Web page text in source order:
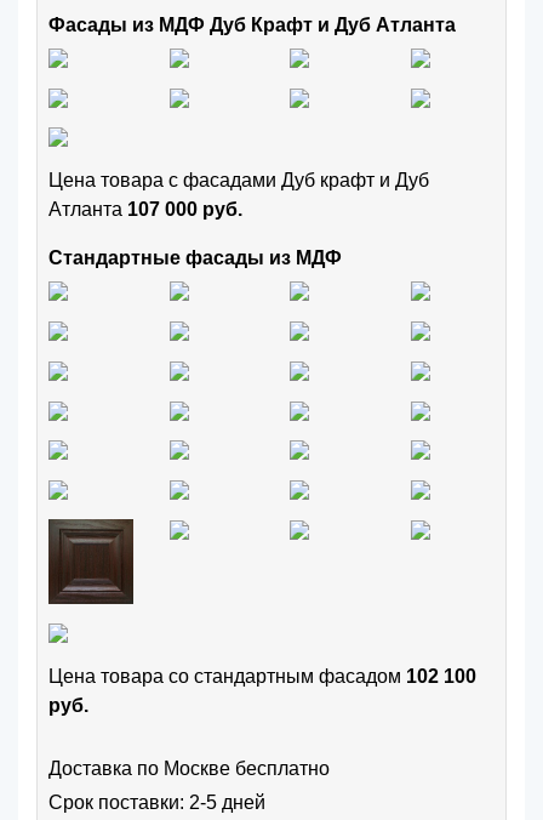
Фасады из МДФ Дуб Крафт и Дуб Атланта
Цена товара с фасадами Дуб крафт и Дуб
Атланта 107 000 руб.
Стандартные фасады из МДФ
Цена товара cо стандартным фасадом 102 100
руб.
Доставка по Москве бесплатно
Срок поставки: 2-5 дней